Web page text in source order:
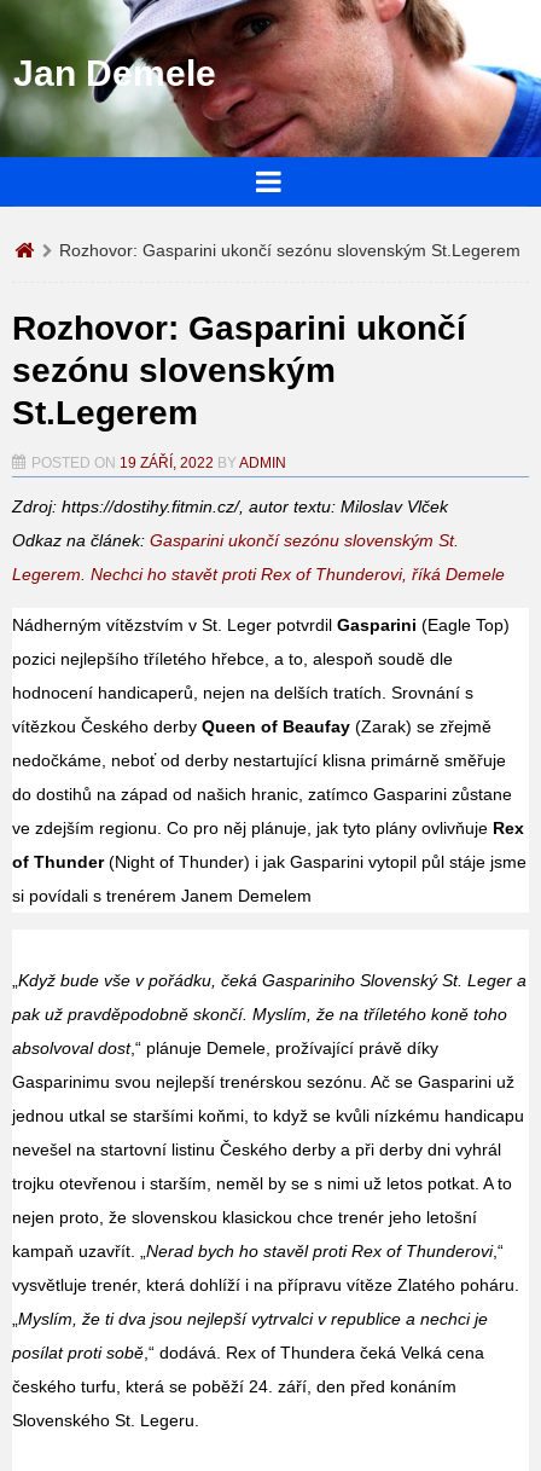
Jan Demele
Rozhovor: Gasparini ukončí sezónu slovenským St.Legerem
Rozhovor: Gasparini ukončí
sezónu slovenským
St.Legerem
POSTED ON 19 ZÁŘÍ, 2022 BYADMIN
Zdroj: https://dostihy.fitmin.cz/, autor textu: Miloslav Vlček
Odkaz na článek: Gasparini ukončí sezónu slovenským St.
Legerem. Nechci ho stavět proti Rex of Thunderovi, říká Demele
Nádherným vítězstvím v St. Leger potvrdil Gasparini (Eagle Top)
pozici nejlepšího tříletého hřebce, a to, alespoň soudě dle
hodnocení handicaperů, nejen na delších tratích. Srovnání s
vítězkou Českého derby Queen of Beaufay (Zarak) se zřejmě
nedočkáme, neboť od derby nestartující klisna primárně směřuje
do dostihů na západ od našich hranic, zatímco Gasparini zůstane
ve zdejším regionu. Co pro něj plánuje, jak tyto plány ovlivňuje Rex
of Thunder(Night of Thunder) i jak Gasparini vytopil půl stáje jsme
si povídali s trenérem Janem Demelem
„Když bude vše v pořádku, čeká Gaspariniho Slovenský St. Leger a
pak už pravděpodobně skončí. Myslím, že na tříletého koně toho
absolvoval dost,“ plánuje Demele, prožívající právě díky
Gasparinimu svou nejlepší trenérskou sezónu. Ač se Gasparini už
jednou utkal se staršími koňmi, to když se kvůli nízkému handicapu
nevešel na startovní listinu Českého derby a při derby dni vyhrál
trojku otevřenou i starším, neměl by se s nimi už letos potkat. A to
nejen proto, že slovenskou klasickou chce trenér jeho letošní
kampaň uzavřít. „Nerad bych ho stavěl proti Rex of Thunderovi,“
vysvětluje trenér, která dohlíží i na přípravu vítěze Zlatého poháru.
„Myslím, že ti dva jsou nejlepší vytrvalci v republice a nechci je
posílat proti sobě,“ dodává. Rex of Thundera čeká Velká cena
českého turfu, která se poběží 24. září, den před konáním
Slovenského St. Legeru.